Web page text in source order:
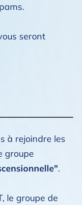
seront
à rejoindre les
groupe
.
le groupe de